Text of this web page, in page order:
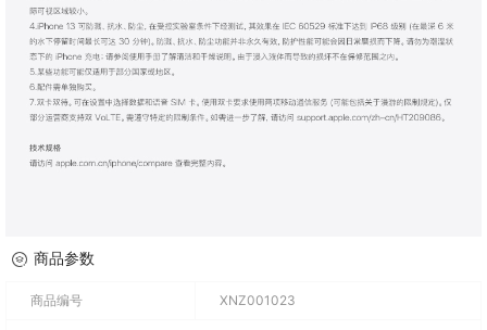
商品参数
商品编号 XNZ001023